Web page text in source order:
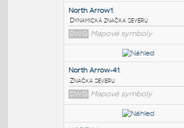
PODOBNÉ
North Arrow1:
Dynamická značka severu